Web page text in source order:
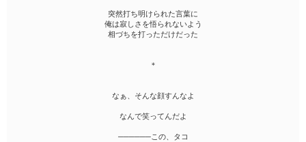
突然打ち明けられた言葉に
俺は寂しさを悟られないよう
相づちを打っただけだった
＊
なぁ、そんな顔すんなよ
なんで笑ってんだよ
──────この、タコ